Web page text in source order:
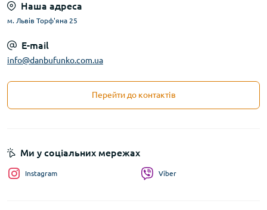
Наша адреса
м. Львів Торф'яна 25
E-mail
info@danbufunko.com.ua
Перейти до контактів
Ми у соціальних мережах
Instagram Viber